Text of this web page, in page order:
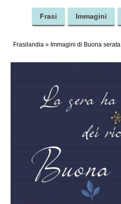
Frasi Immagini
Frasilandia » Immagini di Buona serata